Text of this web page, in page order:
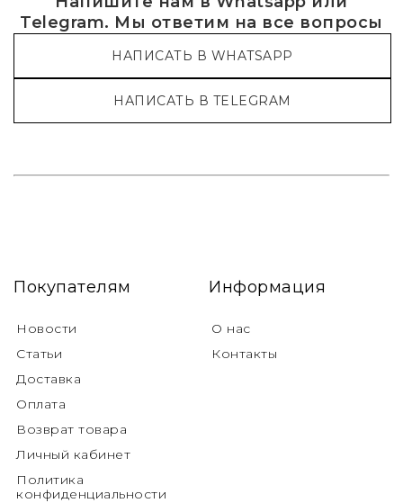
Telegram. Мы ответим на все вопросы
НАПИСАТЬ В WHATSAPP
НАПИСАТЬ В TELEGRAM
Покупателям
Новости
Статьи
Доставка
Оплата
Возврат товара
Личный кабинет
Политика
конфиденциальности
Информация
О нас
Контакты